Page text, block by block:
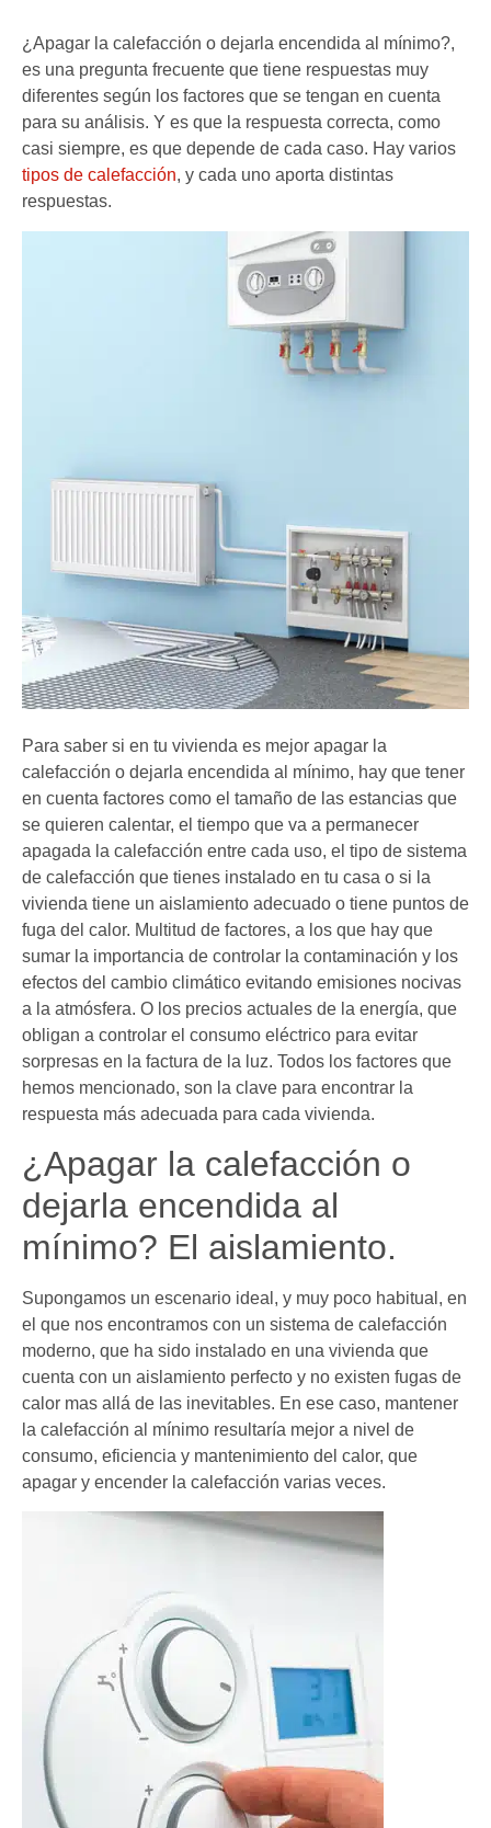
¿Apagar la calefacción o dejarla encendida al mínimo?,
es una pregunta frecuente que tiene respuestas muy
diferentes según los factores que se tengan en cuenta
para su análisis. Y es que la respuesta correcta, como
casi siempre, es que depende de cada caso. Hay varios
tipos de calefacción, y cada uno aporta distintas
respuestas.
Para saber si en tu vivienda es mejor apagar la
calefacción o dejarla encendida al mínimo, hay que tener
en cuenta factores como el tamaño de las estancias que
se quieren calentar, el tiempo que va a permanecer
apagada la calefacción entre cada uso, el tipo de sistema
de calefacción que tienes instalado en tu casa o si la
vivienda tiene un aislamiento adecuado o tiene puntos de
fuga del calor. Multitud de factores, a los que hay que
sumar la importancia de controlar la contaminación y los
efectos del cambio climático evitando emisiones nocivas
a la atmósfera. O los precios actuales de la energía, que
obligan a controlar el consumo eléctrico para evitar
sorpresas en la factura de la luz. Todos los factores que
hemos mencionado, son la clave para encontrar la
respuesta más adecuada para cada vivienda.
¿Apagar la calefacción o
dejarla encendida al
mínimo? El aislamiento.
Supongamos un escenario ideal, y muy poco habitual, en
el que nos encontramos con un sistema de calefacción
moderno, que ha sido instalado en una vivienda que
cuenta con un aislamiento perfecto y no existen fugas de
calor mas allá de las inevitables. En ese caso, mantener
la calefacción al mínimo resultaría mejor a nivel de
consumo, eficiencia y mantenimiento del calor, que
apagar y encender la calefacción varias veces.